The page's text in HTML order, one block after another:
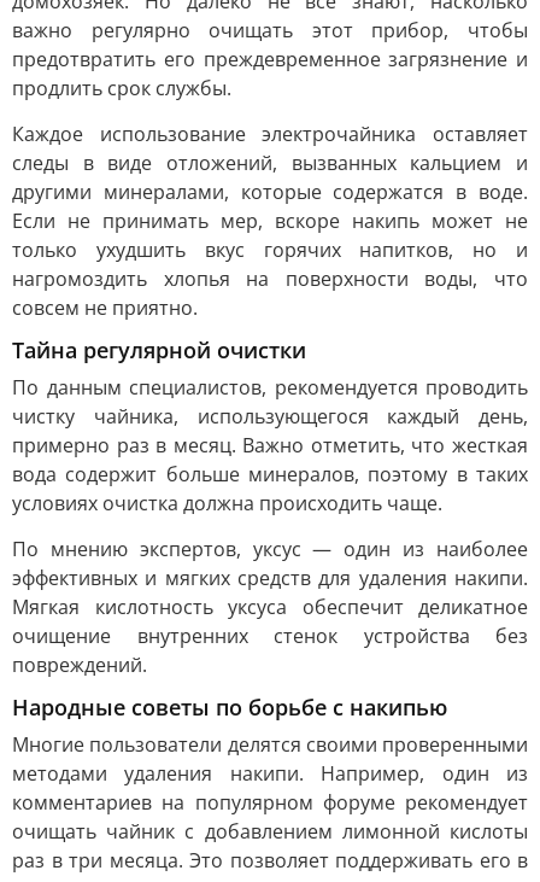
важно регулярно очищать этот прибор, чтобы
предотвратить его преждевременное загрязнение и
продлить срок службы.
Каждое использование электрочайника оставляет
следы в виде отложений, вызванных кальцием и
другими минералами, которые содержатся в воде.
Если не принимать мер, вскоре накипь может не
только ухудшить вкус горячих напитков, но и
нагромоздить хлопья на поверхности воды, что
совсем не приятно.
Тайна регулярной очистки
По данным специалистов, рекомендуется проводить
чистку чайника, использующегося каждый день,
примерно раз в месяц. Важно отметить, что жесткая
вода содержит больше минералов, поэтому в таких
условиях очистка должна происходить чаще.
По мнению экспертов, уксус — один из наиболее
эффективных и мягких средств для удаления накипи.
Мягкая кислотность уксуса обеспечит деликатное
очищение внутренних стенок устройства без
повреждений.
Народные советы по борьбе с накипью
Многие пользователи делятся своими проверенными
методами удаления накипи. Например, один из
комментариев на популярном форуме рекомендует
очищать чайник с добавлением лимонной кислоты
раз в три месяца. Это позволяет поддерживать его в